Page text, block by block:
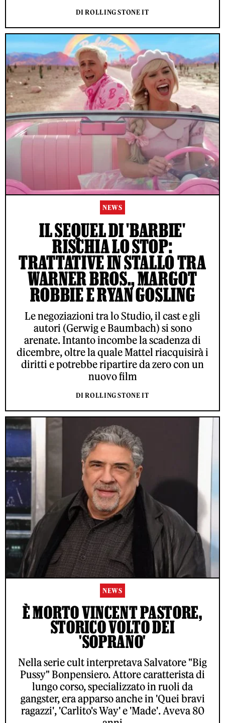
DI ROLLING STONE IT
NEWS
IL SEQUEL DI 'BARBIE'
RISCHIA LO STOP:
TRATTATIVE IN STALLO TRA
WARNER BROS., MARGOT
ROBBIE E RYAN GOSLING
Le negoziazioni tra lo Studio, il cast e gli
autori (Gerwig e Baumbach) si sono
arenate. Intanto incombe la scadenza di
dicembre, oltre la quale Mattel riacquisirà i
diritti e potrebbe ripartire da zero con un
nuovo film
DI ROLLING STONE IT
NEWS
È MORTO VINCENT PASTORE,
STORICO VOLTO DEI
'SOPRANO'
Nella serie cult interpretava Salvatore "Big
Pussy" Bonpensiero. Attore caratterista di
lungo corso, specializzato in ruoli da
gangster, era apparso anche in 'Quei bravi
ragazzi', 'Carlito's Way' e 'Made'. Aveva 80